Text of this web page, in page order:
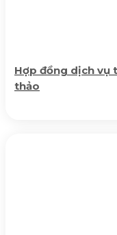
Hợp đồng dịch vụ
thảo